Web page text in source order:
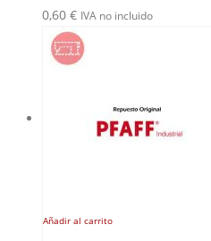
0,60 € IVA no incluido
Añadir al carrito